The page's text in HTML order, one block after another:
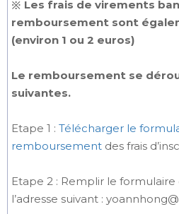
※ Les frais de virements
remboursement sont
(environ 1 ou 2 euros)
Le remboursement se
suivantes.
Etape 1 : Télécharger le
remboursement des frais
Etape 2 : Remplir le formulaire
l’adresse suivant :